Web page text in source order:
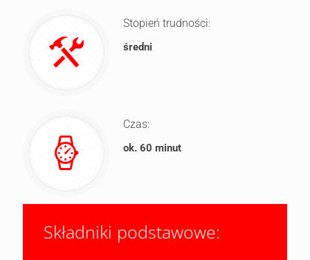
Stopień trudności:
średni
Czas:
ok. 60 minut
Składniki podstawowe: